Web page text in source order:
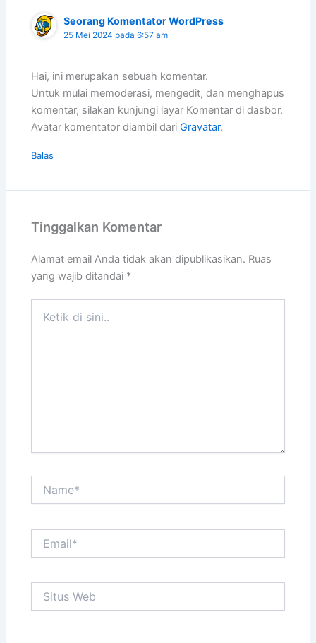
Seorang Komentator WordPress
25 Mei 2024 pada 6:57 am
Hai, ini merupakan sebuah komentar.
Untuk mulai memoderasi, mengedit, dan menghapus
komentar, silakan kunjungi layar Komentar di dasbor.
Avatar komentator diambil dariGravatar.
Balas
Tinggalkan Komentar
Alamat email Anda tidak akan dipublikasikan. Ruas
yang wajib ditandai *
Web